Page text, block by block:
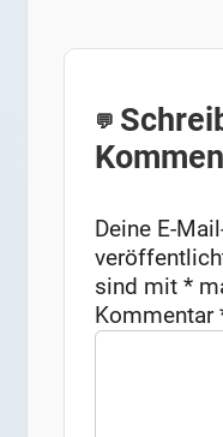
Deine E-
sind mit*
Kommentar